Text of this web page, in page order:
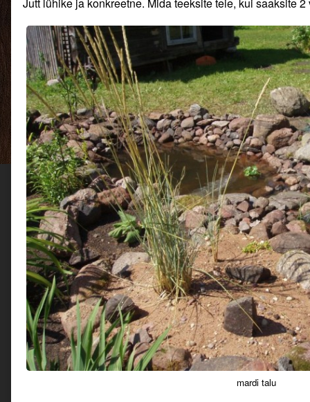
of
tiigike.,
Jutt lühike ja konkreetne. Mida teeksite teie, kui saaksite
mardi talu